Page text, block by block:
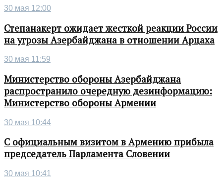
30 мая 12:00
Степанакерт ожидает жесткой реакции России
на угрозы Азербайджана в отношении Арцаха
30 мая 11:59
Министерство обороны Азербайджана
распространило очередную дезинформацию:
Министерство обороны Армении
30 мая 10:44
С официальным визитом в Армению прибыла
председатель Парламента Словении
30 мая 10:41